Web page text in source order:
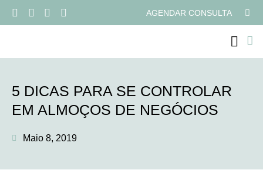
AGENDAR CONSULTA
5 DICAS PARA SE CONTROLAR
EM ALMOÇOS DE NEGÓCIOS
Maio 8, 2019